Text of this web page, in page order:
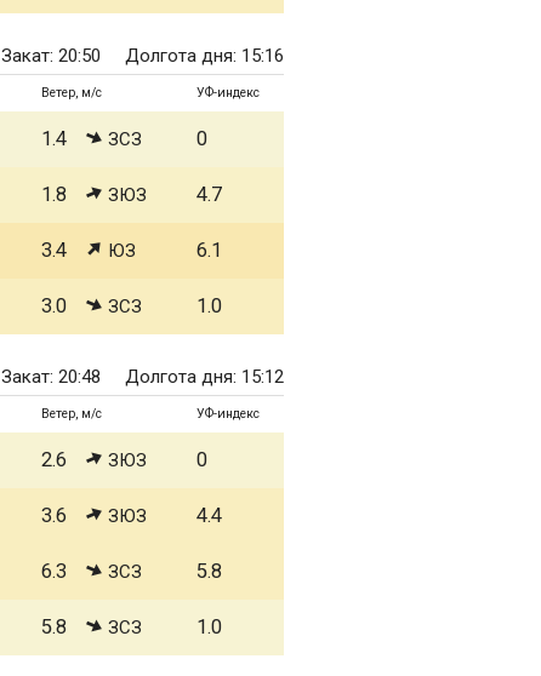
Закат: 20:50 Долгота дня: 15:16
Ветер, м/с УФ-индекс
1.4 ЗСЗ 0
1.8 ЗЮЗ 4.7
3.4 ЮЗ 6.1
3.0 ЗСЗ 1.0
Закат: 20:48 Долгота дня: 15:12
Ветер, м/с УФ-индекс
2.6 ЗЮЗ 0
3.6 ЗЮЗ 4.4
6.3 ЗСЗ 5.8
5.8 ЗСЗ 1.0